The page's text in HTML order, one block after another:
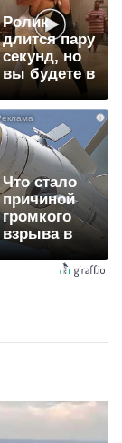
Ролик
длится пару
секунд, но
вы будете в
шоке от
увиденного
i
Что стало
причиной
громкого
взрыва в
Москве 7